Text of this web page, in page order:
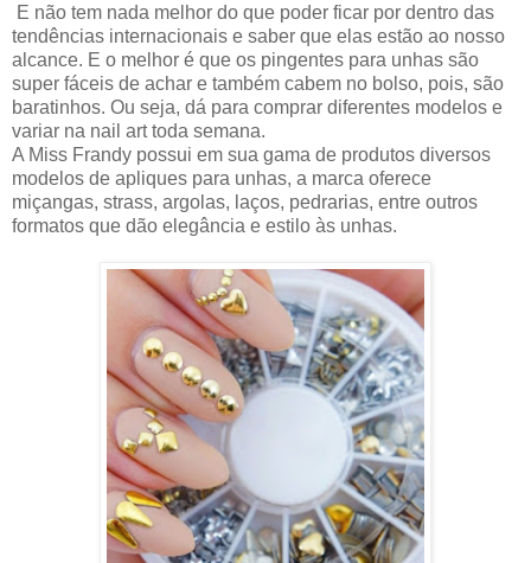
E não tem nada melhor do que poder ficar por dentro das
tendências internacionais e saber que elas estão ao nosso
alcance. E o melhor é que os pingentes para unhas são
super fáceis de achar e também cabem no bolso, pois, são
baratinhos. Ou seja, dá para comprar diferentes modelos e
variar na nail art toda semana.
A Miss Frandy possui em sua gama de produtos diversos
modelos de apliques para unhas, a marca oferece
miçangas, strass, argolas, laços, pedrarias, entre outros
formatos que dão elegância e estilo às unhas.